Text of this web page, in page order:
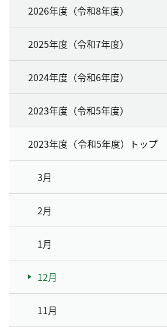
2026年度（令和8年度）
2025年度（令和7年度）
2024年度（令和6年度）
2023年度（令和5年度）
2023年度（令和5年度）トップ
3月
2月
1月
12月
11月